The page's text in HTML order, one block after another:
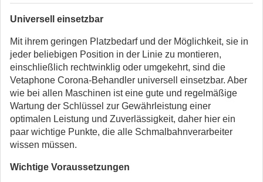
Universell einsetzbar
Mit ihrem geringen Platzbedarf und der Möglichkeit, sie in
jeder beliebigen Position in der Linie zu montieren,
einschließlich rechtwinklig oder umgekehrt, sind die
Vetaphone Corona-Behandler universell einsetzbar. Aber
wie bei allen Maschinen ist eine gute und regelmäßige
Wartung der Schlüssel zur Gewährleistung einer
optimalen Leistung und Zuverlässigkeit, daher hier ein
paar wichtige Punkte, die alle Schmalbahnverarbeiter
wissen müssen.
Wichtige Voraussetzungen